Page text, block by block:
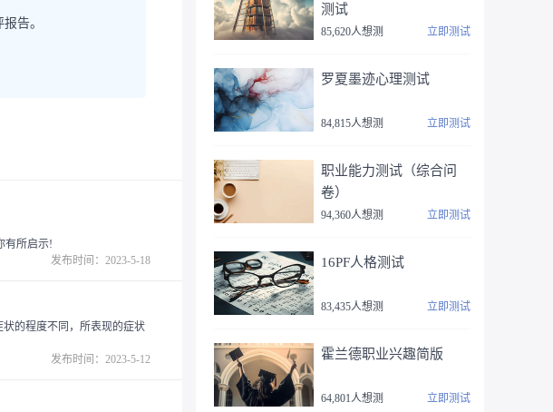
告。
有所启示!
发布时间：2023-5-18
的程度不同，所表现的症状
发布时间：2023-5-12
测试
85,620人想测 立即测试
罗夏墨迹心理测试
84,815人想测 立即测试
职业能力测试（综合问
卷）
94,360人想测 立即测试
16PF人格测试
83,435人想测 立即测试
霍兰德职业兴趣简版
64,801人想测 立即测试